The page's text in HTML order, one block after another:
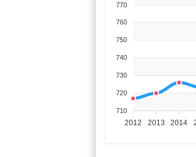
770
760
750
740
730
720
710
2012 2013 2014